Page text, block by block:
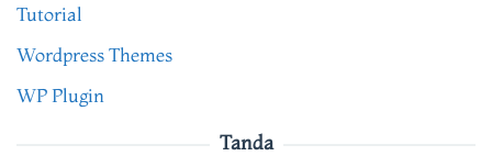
Tutorial
Wordpress Themes
WP Plugin
Tanda